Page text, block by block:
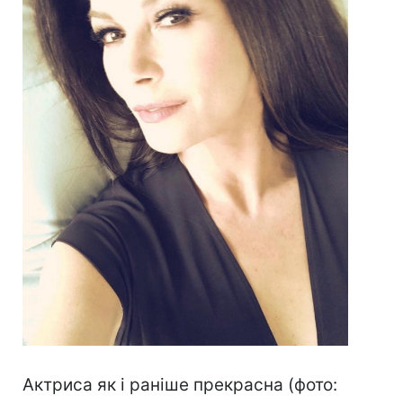
Актриса як і раніше прекрасна (фото: